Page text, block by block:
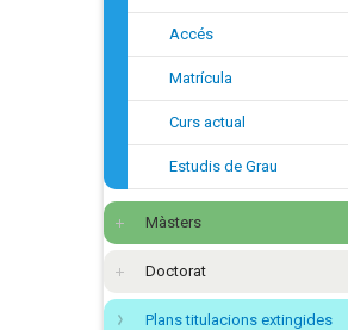
Accés
Matrícula
Curs actual
Estudis de Grau
Màsters
Doctorat
Plans titulacions extingides